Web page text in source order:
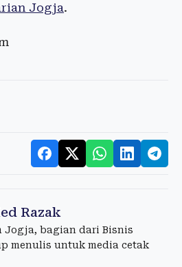
Jogja.
Razak
Jogja, bagian dari Bisnis
menulis untuk media cetak